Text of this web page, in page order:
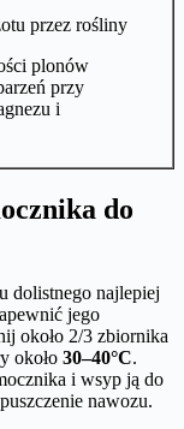
przez rośliny
plonów
przy
i
do
dolistnego najlepiej
jego
około 2/3 zbiornika
około 30–40°C.
i wsyp ją do
nawozu.